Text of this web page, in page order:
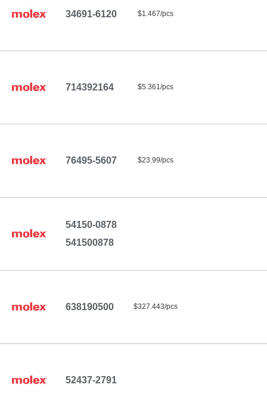
34691-6120 $1.467/pcs
714392164 $5.361/pcs
76495-5607 $23.99/pcs
54150-0878
541500878
638190500 $327.443/pcs
52437-2791